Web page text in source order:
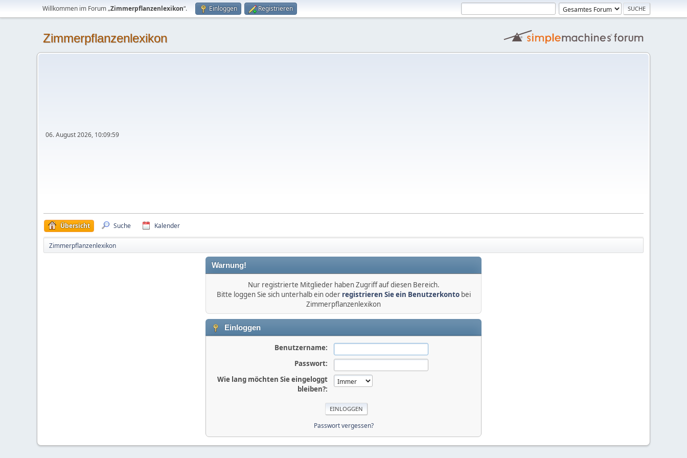
Willkommen im Forum „Zimmerpflanzenlexikon“. Einloggen Registrieren
Zimmerpflanzenlexikon
06. August 2026, 10:09:59
Übersicht Suche Kalender
Zimmerpflanzenlexikon
Warnung!
Nur registrierte Mitglieder haben Zugriff auf diesen Bereich.
Bitte loggen Sie sich unterhalb ein oder registrieren Sie ein Benutzerkontobei
Zimmerpflanzenlexikon
Einloggen
Benutzername:
Passwort:
Wie lang möchten Sie eingeloggt
bleiben?:
Passwort vergessen?